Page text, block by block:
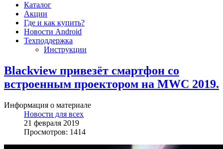
Каталог
Акции
Где и как купить?
Новости Android
Техподдержка
Инструкции
Blackview привезёт смартфон со
встроенным проектором на MWC 2019.
Информация о материале
Новости для всех
21 февраля 2019
Просмотров: 1414